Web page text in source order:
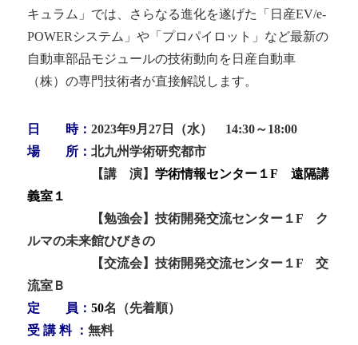
キュラム」では、さらなる進化を遂げた「日産EV/e-
POWERシステム」や「プロパイロット」など最新の
自動車部品モジュールの技術動向を日産自動車
（株）の専門技術者が直接解説します。
日 時：2023年9月27日（水） 14:30～18:00
場 所：北九州学術研究都市
【講 演】学術情報センター１F 遠隔講
義室１
【勉強会】技術開発交流センター１F ク
ルマの未来館ひびきの
【交流会】技術開発交流センター１F交
流室Ｂ
定 員：50名（先着順）
受 講 料 ：無料